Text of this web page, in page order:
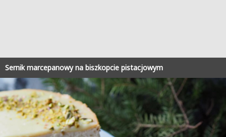
Sernik marcepanowy na biszkopcie pistacjowym